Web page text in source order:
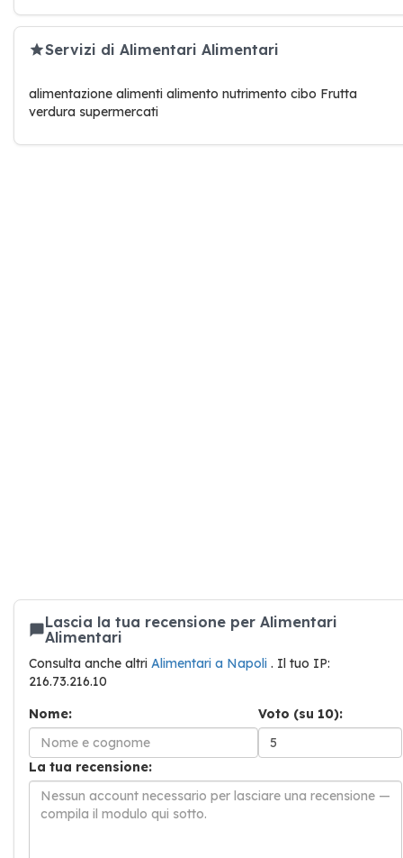
Servizi di Alimentari Alimentari
alimentazione alimenti alimento nutrimento cibo Frutta
verdura supermercati
Lascia la tua recensione per Alimentari
Alimentari
Consulta anche altri Alimentari a Napoli . Il tuo IP:
216.73.216.10
Nome:
Voto (su 10):
La tua recensione: